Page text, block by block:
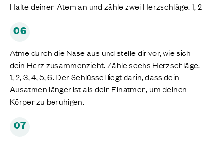
Halte deinen Atem an und zähle zwei Herzschläge. 1, 2
06
Atme durch die Nase aus und stelle dir vor, wie sich
dein Herz zusammenzieht. Zähle sechs Herzschläge.
1, 2, 3, 4, 5, 6. Der Schlüssel liegt darin, dass dein
Ausatmen länger ist als dein Einatmen, um deinen
Körper zu beruhigen.
07